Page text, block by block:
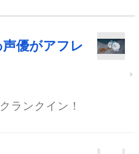
優がアフレ
クランクイン！